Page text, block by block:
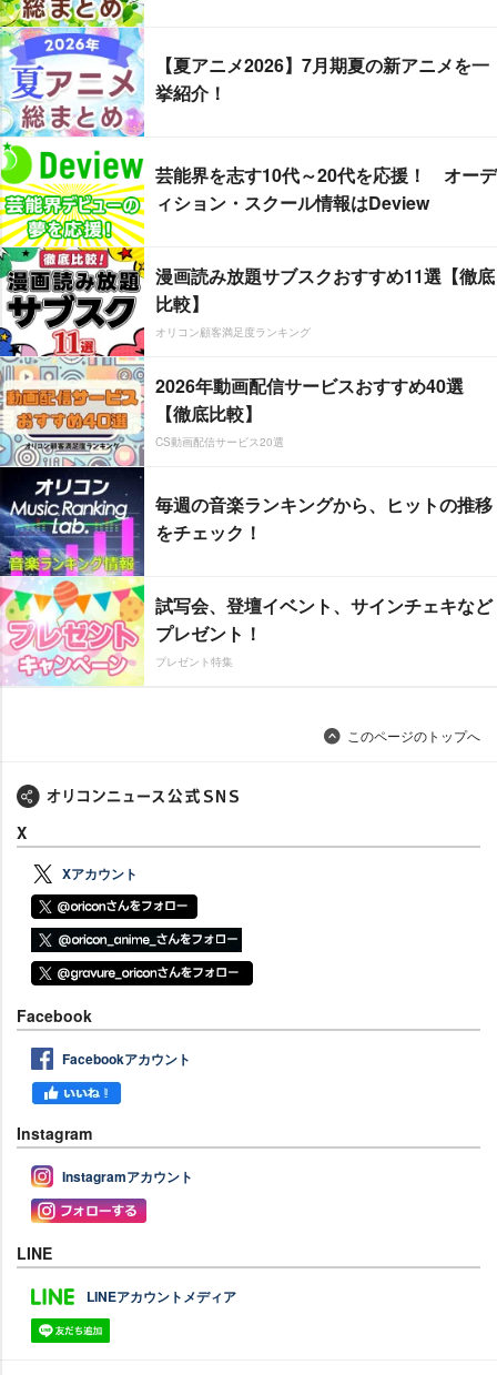
【夏アニメ2026】7月期夏の新アニメを一
挙紹介！
芸能界を志す10代～20代を応援！ オーデ
ィション・スクール情報はDeview
漫画読み放題サブスクおすすめ11選【徹底
比較】
オリコン顧客満足度ランキング
2026年動画配信サービスおすすめ40選
【徹底比較】
CS動画配信サービス20選
毎週の音楽ランキングから、ヒットの推移
をチェック！
試写会、登壇イベント、サインチェキなど
プレゼント！
プレゼント特集
このページのトップへ
X
Xアカウント
Facebook
Facebookアカウント
Instagram
Instagramアカウント
LINE
LINEアカウントメディア